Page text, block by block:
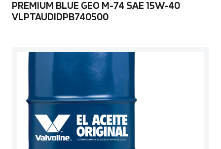
PREMIUM BLUE GEO M-74 SAE 15W-40
VLPTAUDIDPB740500